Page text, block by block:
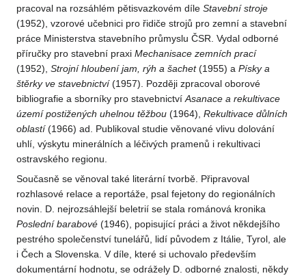
pracoval na rozsáhlém pětisvazkovém díle Stavební stroje
(1952), vzorové učebnici pro řidiče strojů pro zemní a stavební
práce Ministerstva stavebního průmyslu ČSR. Vydal odborné
příručky pro stavební praxi Mechanisace zemních prací
(1952), Strojní hloubení jam, rýh a šachet(1955) a Písky a
štěrky ve stavebnictví(1957). Později zpracoval oborové
bibliografie a sborníky pro stavebnictví Asanace a rekultivace
území postižených uhelnou těžbou (1964), Rekultivace důlních
oblastí(1966) ad. Publikoval studie věnované vlivu dolování
uhlí, výskytu minerálních a léčivých pramenů i rekultivaci
ostravského regionu.
Současně se věnoval také literární tvorbě. Připravoval
rozhlasové relace a reportáže, psal fejetony do regionálních
novin. D. nejrozsáhlejší beletrií se stala románová kronika
Poslední barabové (1946), popisující práci a život někdejšího
pestrého společenství tunelářů, lidí původem z Itálie, Tyrol, ale
i Čech a Slovenska. V díle, které si uchovalo především
dokumentární hodnotu, se odrážely D. odborné znalosti, někdy